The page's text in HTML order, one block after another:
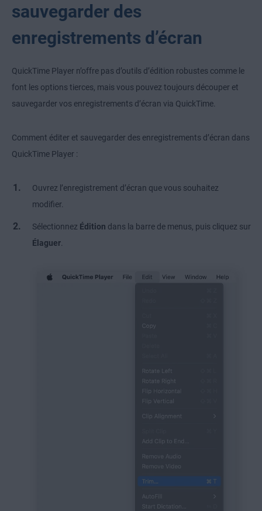
sauvegarder des
enregistrements d’écran
QuickTime Player n’offre pas d’outils d’édition robustes comme le
font les options tierces, mais vous pouvez toujours découper et
sauvegarder vos enregistrements d’écran via QuickTime.
Comment éditer et sauvegarder des enregistrements d’écran dans
QuickTime Player :
Ouvrez l’enregistrement d’écran que vous souhaitez
modifier.
Sélectionnez Édition dans la barre de menus, puis cliquez sur
Élaguer